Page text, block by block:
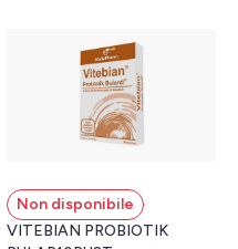
Non disponibile
VITEBIAN PROBIOTIK